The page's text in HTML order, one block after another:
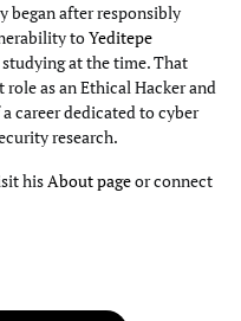
began after responsibly
toYeditepe
studying at the time. That
as an Ethical Hacker and
career dedicated to cyber
research.
hisAbout pageor connect